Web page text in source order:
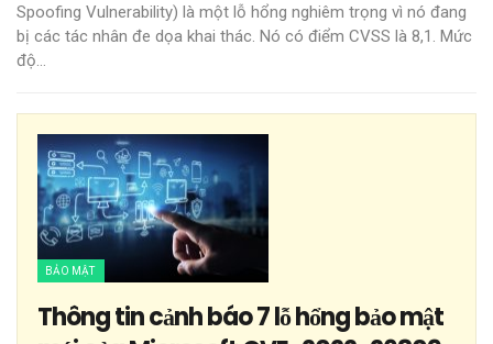
Spoofing Vulnerability) là một lỗ hổng nghiêm trọng vì nó đang
bị các tác nhân đe dọa khai thác. Nó có điểm CVSS là 8,1. Mức
độ…
BẢO MẬT
Thông tin cảnh báo 7 lỗ hổng bảo mật